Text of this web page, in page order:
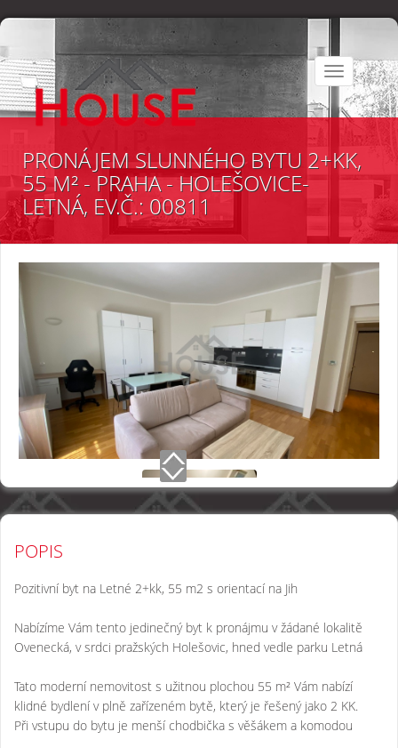
Toggle
navigation
PRONÁJEM SLUNNÉHO BYTU 2+KK,
55 M² - PRAHA - HOLEŠOVICE-
LETNÁ, EV.Č.: 00811
POPIS
Pozitivní byt na Letné 2+kk, 55 m2 s orientací na Jih
Nabízíme Vám tento jedinečný byt k pronájmu v žádané lokalitě
Ovenecká, v srdci pražských Holešovic, hned vedle parku Letná
Tato moderní nemovitost s užitnou plochou 55 m² Vám nabízí
klidné bydlení v plně zařízeném bytě, který je řešený jako 2 KK.
Při vstupu do bytu je menší chodbička s věšákem a komodou